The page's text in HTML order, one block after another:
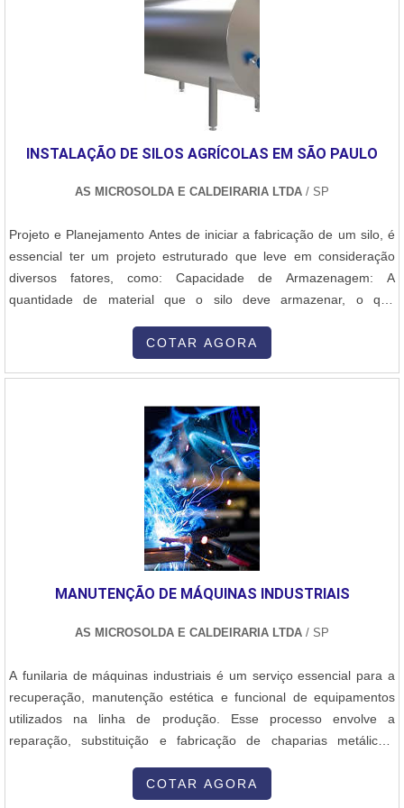
INSTALAÇÃO DE SILOS AGRÍCOLAS EM SÃO PAULO
AS MICROSOLDA E CALDEIRARIA LTDA / SP
Projeto e Planejamento Antes de iniciar a fabricação de um silo, é
essencial ter um projeto estruturado que leve em consideração
diversos fatores, como: Capacidade de Armazenagem: A
quantidade de material que o silo deve armazenar, o que
Tipo de Material Armazenado: Diferentes tipos de materiais podem
Pressão: Os silos são projetados para suportar a pressão interna
do material armazenado. Isso envolve cálculos estruturais para
garantir que as paredes e a base suportem a carga com
técnicas de segurança, como as normas NR-12, ABNT NBR 15544
(silos metálicos) e normas internacionais de construção de silos e
aço carbono, geralmente utilizado para a fabricação de silos, é
de aço carbono utilizados são os aços de baixo carbono (Aço
galvanização, para aumentar a durabilidade do silo, especialmente
em ambientes agressivos. 3. Corte e Conformação das Chapas de
COTAR AGORA
MANUTENÇÃO DE MÁQUINAS INDUSTRIAIS
AS MICROSOLDA E CALDEIRARIA LTDA / SP
A funilaria de máquinas industriais é um serviço essencial para a
recuperação, manutenção estética e funcional de equipamentos
utilizados na linha de produção. Esse processo envolve a
reparação, substituição e fabricação de chaparias metálicas,
O trabalho começa com uma avaliação detalhada do estado da
COTAR AGORA